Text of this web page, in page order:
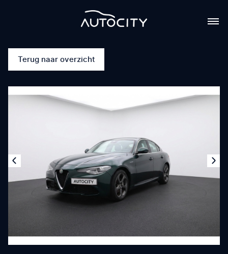
Terug naar overzicht